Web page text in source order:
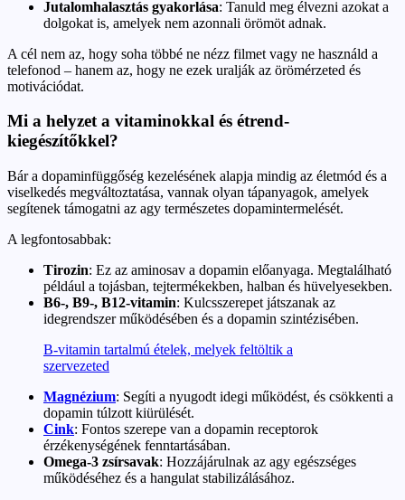
Jutalomhalasztás gyakorlása: Tanuld meg élvezni azokat a
dolgokat is, amelyek nem azonnali örömöt adnak.
A cél nem az, hogy soha többé ne nézz filmet vagy ne használd a
telefonod – hanem az, hogy ne ezek uralják az örömérzeted és
motivációdat.
Mi a helyzet a vitaminokkal és étrend-
kiegészítőkkel?
Bár a dopaminfüggőség kezelésének alapja mindig az életmód és a
viselkedés megváltoztatása, vannak olyan tápanyagok, amelyek
segítenek támogatni az agy természetes dopamintermelését.
A legfontosabbak:
Tirozin: Ez az aminosav a dopamin előanyaga. Megtalálható
például a tojásban, tejtermékekben, halban és hüvelyesekben.
B6-, B9-, B12-vitamin: Kulcsszerepet játszanak az
idegrendszer működésében és a dopamin szintézisében.
B-vitamin tartalmú ételek, melyek feltöltik a
szervezeted
Magnézium: Segíti a nyugodt idegi működést, és csökkenti a
dopamin túlzott kiürülését.
Cink: Fontos szerepe van a dopamin receptorok
érzékenységének fenntartásában.
Omega-3 zsírsavak: Hozzájárulnak az agy egészséges
működéséhez és a hangulat stabilizálásához.